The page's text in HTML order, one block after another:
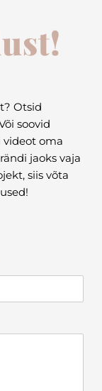
Otsid
soovid
videot oma
jaoks vaja
siis võta